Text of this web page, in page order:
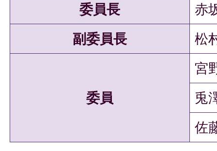
委員長
赤
副委員長
松
委員
宮
兎
佐